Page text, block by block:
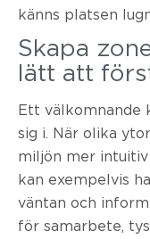
känns platsen
Skapa
lätt att
Ett välkomnande
sig i. När olika
miljön mer
kan exempelvis
väntan och
för samarbete,